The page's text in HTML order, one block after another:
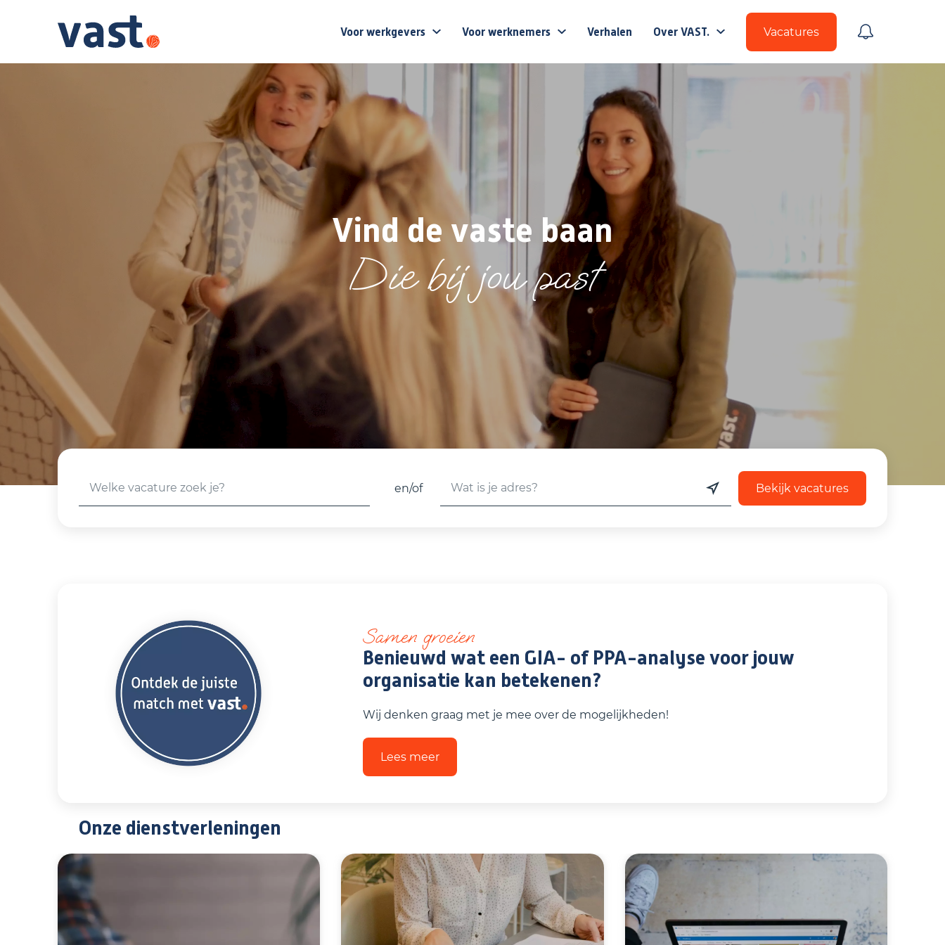
Voor werkgevers Voor werknemers Verhalen Over VAST. Vacatures
Vind de vaste baan
Die bij jou past
en/of Bekijk vacatures
Samen groeien
Benieuwd wat een GIA- of PPA-analyse voor jouw
organisatie kan betekenen?
Wij denken graag met je mee over de mogelijkheden!
Lees meer
Onze dienstverleningen